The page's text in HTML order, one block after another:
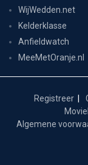
WijWedden.net
Kelderklasse
Anfieldwatch
MeeMetOranje.nl
Registreer
Algemene